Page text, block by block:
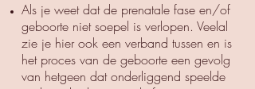
Als je weet dat de prenatale fase en/of
geboorte niet soepel is verlopen. Veelal
zie je hier ook een verband tussen en is
het proces van de geboorte een gevolg
van hetgeen dat onderliggend speelde